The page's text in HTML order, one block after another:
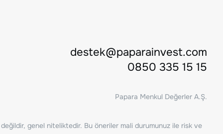
destek@paparainvest.com
0850 335 15 15
Papara Menkul Değerler A.Ş.
değildir, genel niteliktedir. Bu öneriler mali durumunuz ile risk ve